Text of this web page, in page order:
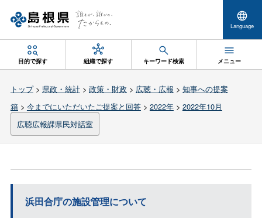
Language
目的で探す 組織で探す キーワード検索 メニュー
トップ> 県政・統計> 政策・財政 > 広聴・広報 > 知事への提案
箱> 今までにいただいたご提案と回答> 2022年> 2022年10月
広聴広報課県民対話室
浜田合庁の施設管理について